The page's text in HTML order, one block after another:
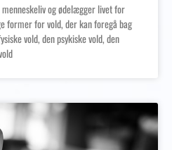
og ødelægger livet for
former for vold, der kan foregå bag
vold, den psykiske vold, den